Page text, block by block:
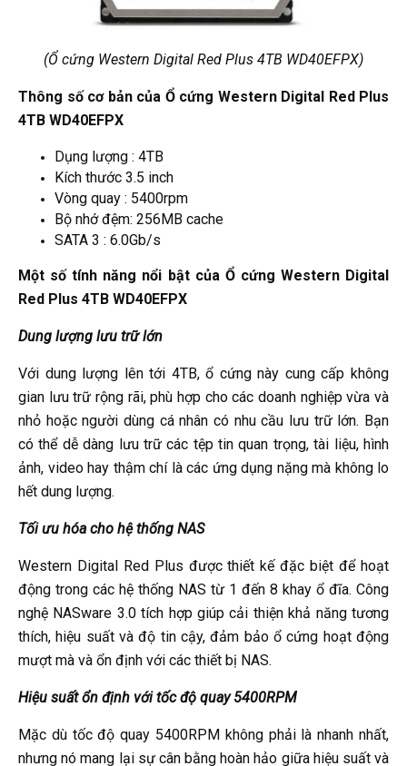
(Ổ cứng Western Digital Red Plus 4TB WD40EFPX)
Thông số cơ bản của Ổ cứng Western Digital Red Plus
4TB WD40EFPX
Dụng lượng : 4TB
Kích thước 3.5 inch
Vòng quay : 5400rpm
Bộ nhớ đệm: 256MB cache
SATA 3 : 6.0Gb/s
Một số tính năng nổi bật của Ổ cứng Western Digital
Red Plus 4TB WD40EFPX
Dung lượng lưu trữ lớn
Với dung lượng lên tới 4TB, ổ cứng này cung cấp không
gian lưu trữ rộng rãi, phù hợp cho các doanh nghiệp vừa và
nhỏ hoặc người dùng cá nhân có nhu cầu lưu trữ lớn. Bạn
có thể dễ dàng lưu trữ các tệp tin quan trọng, tài liệu, hình
ảnh, video hay thậm chí là các ứng dụng nặng mà không lo
hết dung lượng.
Tối ưu hóa cho hệ thống NAS
Western Digital Red Plus được thiết kế đặc biệt để hoạt
động trong các hệ thống NAS từ 1 đến 8 khay ổ đĩa. Công
nghệ NASware 3.0 tích hợp giúp cải thiện khả năng tương
thích, hiệu suất và độ tin cậy, đảm bảo ổ cứng hoạt động
mượt mà và ổn định với các thiết bị NAS.
Hiệu suất ổn định với tốc độ quay 5400RPM
Mặc dù tốc độ quay 5400RPM không phải là nhanh nhất,
nhưng nó mang lại sự cân bằng hoàn hảo giữa hiệu suất và